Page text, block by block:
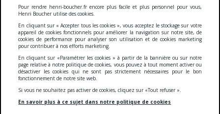
Cookies
- Confidentialité Conditions générales
Accessibilité
© 2026 S.A. Serviviande
59604 Maubeuge Cedex
TVA : FR22 342 610 664
IBAN: FR76 3002 7177 4100 0286 5290 178
Pour rendre henri-boucher.fr encore plus facile et plus personnel pour vous,
Henri Boucher utilise des cookies.
En cliquant sur « Accepter tous les cookies », vous acceptez le stockage sur votre
appareil de cookies fonctionnels pour améliorer la navigation sur notre site, de
cookies de performance pour analyser son utilisation et de cookies marketing
pour contribuer à nos efforts marketing.
En cliquant sur «Paramétrer les cookies » à partir de la bannière ou sur notre
page relative à notre politique de cookies, vous pouvez à tout moment activer ou
désactiver les cookies qui ne sont pas strictement nécessaires pour le bon
fonctionnement de notre site web.
Si vous ne souhaitez pas activer de cookies, cliquez sur «Tout refuser ».
En savoir plus à ce sujet dans notre politique de cookies